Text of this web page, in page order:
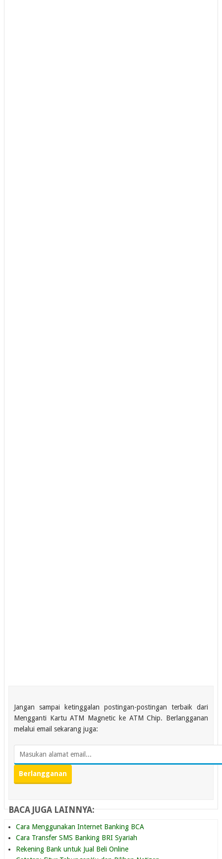
Jangan sampai ketinggalan postingan-postingan terbaik dari
Mengganti Kartu ATM Magnetic ke ATM Chip. Berlangganan
melalui email sekarang juga:
BACA JUGA LAINNYA:
Cara Menggunakan Internet Banking BCA
Cara Transfer SMS Banking BRI Syariah
Rekening Bank untuk Jual Beli Online